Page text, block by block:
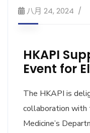
八月 24, 2024
HKAPI
Event for
The HKAPI is
collaboration with
Medicine’s